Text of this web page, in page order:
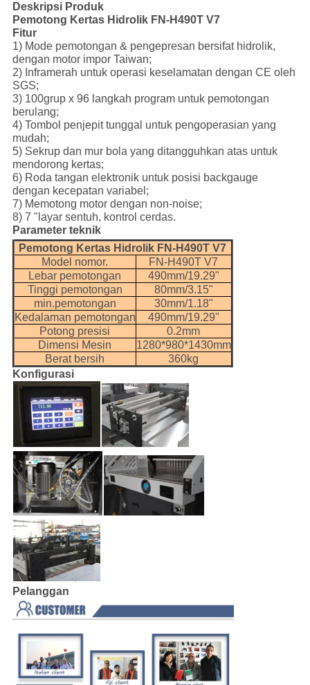
Deskripsi Produk
Pemotong Kertas Hidrolik FN-H490T V7
Fitur
1) Mode pemotongan & pengepresan bersifat hidrolik,
dengan motor impor Taiwan;
2) Inframerah untuk operasi keselamatan dengan CE oleh
SGS;
3) 100grup x 96 langkah program untuk pemotongan
berulang;
4) Tombol penjepit tunggal untuk pengoperasian yang
mudah;
5) Sekrup dan mur bola yang ditangguhkan atas untuk
mendorong kertas;
6) Roda tangan elektronik untuk posisi backgauge
dengan kecepatan variabel;
7) Memotong motor dengan non-noise;
8) 7 "layar sentuh, kontrol cerdas.
Parameter teknik
Pemotong Kertas Hidrolik FN-H490T V7
Model nomor.
FN-H490T V7
Lebar pemotongan
490mm/19.29"
Tinggi pemotongan
80mm/3.15"
min.pemotongan
30mm/1.18"
Kedalaman pemotongan
490mm/19.29"
Potong presisi
0.2mm
Dimensi Mesin
1280*980*1430mm
Berat bersih
360kg
Konfigurasi
Pelanggan